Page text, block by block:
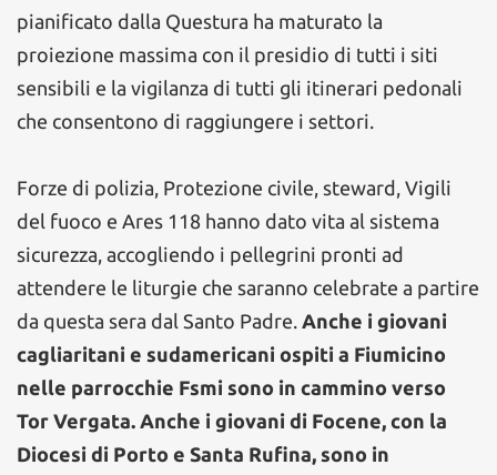
pianificato dalla Questura ha maturato la
proiezione massima con il presidio di tutti i siti
sensibili e la vigilanza di tutti gli itinerari pedonali
che consentono di raggiungere i settori.
Forze di polizia, Protezione civile, steward, Vigili
del fuoco e Ares 118 hanno dato vita al sistema
sicurezza, accogliendo i pellegrini pronti ad
attendere le liturgie che saranno celebrate a partire
da questa sera dal Santo Padre. Anche i giovani
cagliaritani e sudamericani ospiti a Fiumicino
nelle parrocchie Fsmi sono in cammino verso
Tor Vergata. Anche i giovani di Focene, con la
Diocesi di Porto e Santa Rufina, sono in